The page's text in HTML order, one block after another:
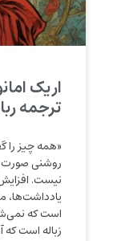
اریک
ترجمه
«همه چیز را
روشنی
نیست.
یادداشت‌‌ها،
است که
زباله است